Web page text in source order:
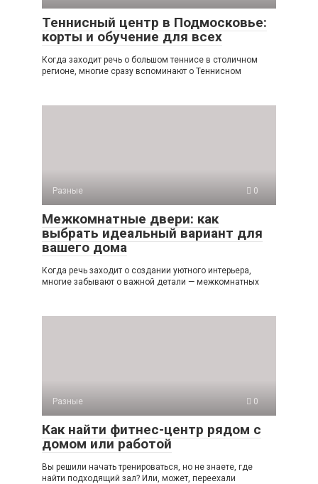
Теннисный центр в Подмосковье:
корты и обучение для всех
Когда заходит речь о большом теннисе в столичном
регионе, многие сразу вспоминают о Теннисном
Разные 0
Межкомнатные двери: как
выбрать идеальный вариант для
вашего дома
Когда речь заходит о создании уютного интерьера,
многие забывают о важной детали — межкомнатных
Разные 0
Как найти фитнес-центр рядом с
домом или работой
Вы решили начать тренироваться, но не знаете, где
найти подходящий зал? Или, может, переехали